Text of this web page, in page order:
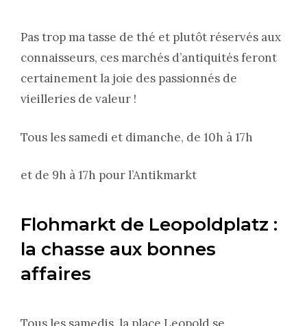
Pas trop ma tasse de thé et plutôt réservés aux
connaisseurs, ces marchés d’antiquités feront
certainement la joie des passionnés de
vieilleries de valeur !
Tous les samedi et dimanche, de 10h à 17h
et de 9h à 17h pour l’Antikmarkt
Flohmarkt de Leopoldplatz :
la chasse aux bonnes
affaires